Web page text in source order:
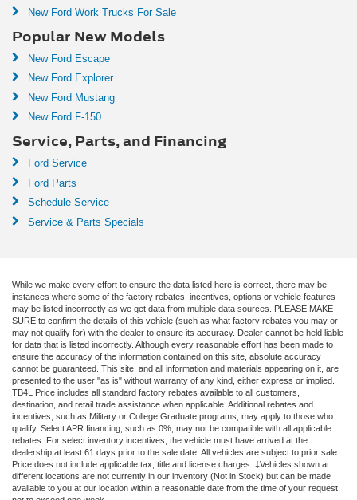
New Ford Work Trucks For Sale
Popular New Models
New Ford Escape
New Ford Explorer
New Ford Mustang
New Ford F-150
Service, Parts, and Financing
Ford Service
Ford Parts
Schedule Service
Service & Parts Specials
While we make every effort to ensure the data listed here is correct, there may be
instances where some of the factory rebates, incentives, options or vehicle features
may be listed incorrectly as we get data from multiple data sources. PLEASE MAKE
SURE to confirm the details of this vehicle (such as what factory rebates you may or
may not qualify for) with the dealer to ensure its accuracy. Dealer cannot be held liable
for data that is listed incorrectly. Although every reasonable effort has been made to
ensure the accuracy of the information contained on this site, absolute accuracy
cannot be guaranteed. This site, and all information and materials appearing on it, are
presented to the user "as is" without warranty of any kind, either express or implied.
TB4L Price includes all standard factory rebates available to all customers,
destination, and retail trade assistance when applicable. Additional rebates and
incentives, such as Military or College Graduate programs, may apply to those who
qualify. Select APR financing, such as 0%, may not be compatible with all applicable
rebates. For select inventory incentives, the vehicle must have arrived at the
dealership at least 61 days prior to the sale date. All vehicles are subject to prior sale.
Price does not include applicable tax, title and license charges. ‡Vehicles shown at
different locations are not currently in our inventory (Not in Stock) but can be made
available to you at our location within a reasonable date from the time of your request,